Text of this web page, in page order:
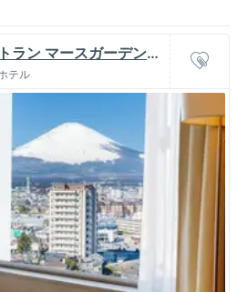
ラン マースガーデンウ
テル